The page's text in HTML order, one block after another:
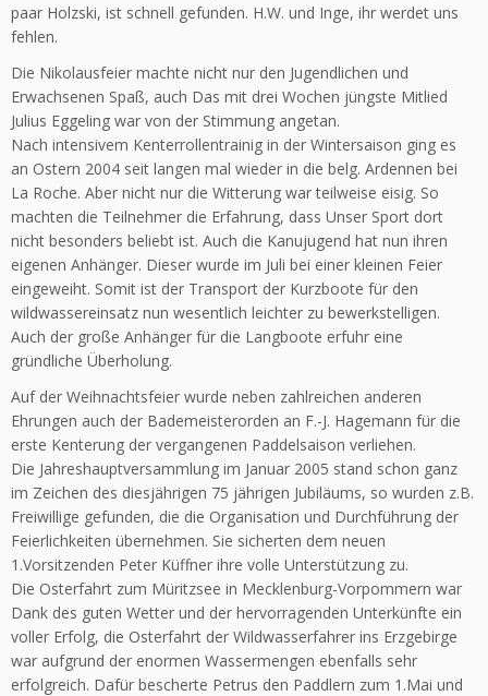
paar Holzski, ist schnell gefunden. H.W. und Inge, ihr werdet uns
fehlen.
Die Nikolausfeier machte nicht nur den Jugendlichen und
Erwachsenen Spaß, auch Das mit drei Wochen jüngste Mitlied
Julius Eggeling war von der Stimmung angetan.
Nach intensivem Kenterrollentrainig in der Wintersaison ging es
an Ostern 2004 seit langen mal wieder in die belg. Ardennen bei
La Roche. Aber nicht nur die Witterung war teilweise eisig. So
machten die Teilnehmer die Erfahrung, dass Unser Sport dort
nicht besonders beliebt ist. Auch die Kanujugend hat nun ihren
eigenen Anhänger. Dieser wurde im Juli bei einer kleinen Feier
eingeweiht. Somit ist der Transport der Kurzboote für den
wildwassereinsatz nun wesentlich leichter zu bewerkstelligen.
Auch der große Anhänger für die Langboote erfuhr eine
gründliche Überholung.
Auf der Weihnachtsfeier wurde neben zahlreichen anderen
Ehrungen auch der Bademeisterorden an F.-J. Hagemann für die
erste Kenterung der vergangenen Paddelsaison verliehen.
Die Jahreshauptversammlung im Januar 2005 stand schon ganz
im Zeichen des diesjährigen 75 jährigen Jubiläums, so wurden z.B.
Freiwillige gefunden, die die Organisation und Durchführung der
Feierlichkeiten übernehmen. Sie sicherten dem neuen
1.Vorsitzenden Peter Küffner ihre volle Unterstützung zu.
Die Osterfahrt zum Müritzsee in Mecklenburg-Vorpommern war
Dank des guten Wetter und der hervorragenden Unterkünfte ein
voller Erfolg, die Osterfahrt der Wildwasserfahrer ins Erzgebirge
war aufgrund der enormen Wassermengen ebenfalls sehr
erfolgreich. Dafür bescherte Petrus den Paddlern zum 1.Mai und